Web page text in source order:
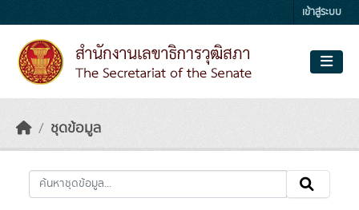
เข้าสู่ระบบ
ชุดข้อมูล